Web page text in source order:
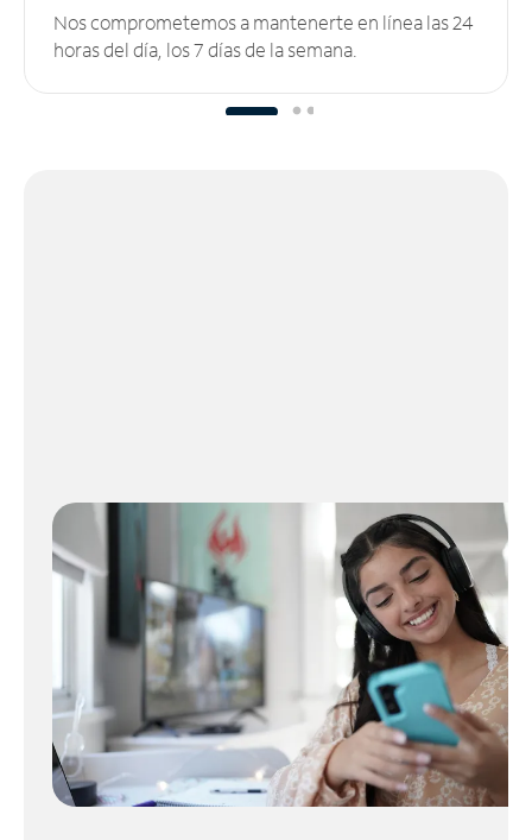
Nos comprometemos a mantenerte en línea las 24
horas del día, los 7 días de la semana.